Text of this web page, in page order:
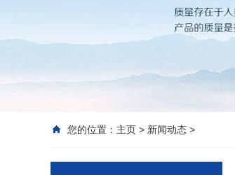
您的位置： 主页 > 新闻动态 >